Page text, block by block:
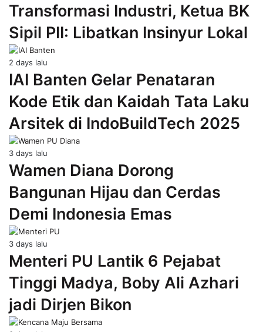
Transformasi Industri, Ketua BK
Sipil PII: Libatkan Insinyur Lokal
2 days lalu
IAI Banten Gelar Penataran
Kode Etik dan Kaidah Tata Laku
Arsitek di IndoBuildTech 2025
3 days lalu
Wamen Diana Dorong
Bangunan Hijau dan Cerdas
Demi Indonesia Emas
3 days lalu
Menteri PU Lantik 6 Pejabat
Tinggi Madya, Boby Ali Azhari
jadi Dirjen Bikon